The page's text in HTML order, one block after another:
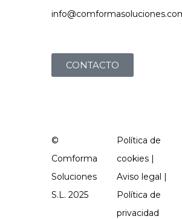
CONTACTO
©
Comforma
Soluciones
S.L. 2025
Política de
cookies |
Aviso legal |
Política de
privacidad